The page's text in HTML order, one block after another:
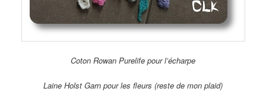
Coton Rowan Purelife pour l’écharpe
Laine Holst Garn pour les fleurs (reste de mon plaid)